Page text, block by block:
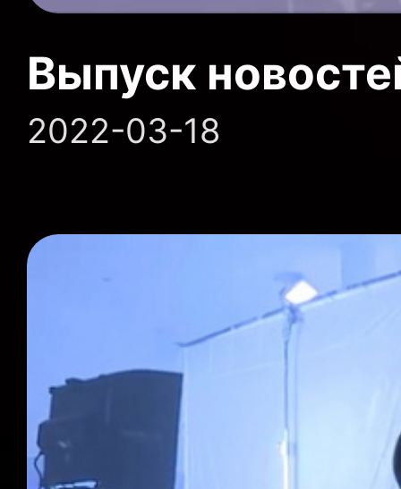
Выпуск
2022-03-18